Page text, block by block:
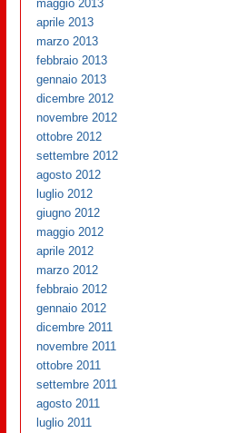
maggio 2013
aprile 2013
marzo 2013
febbraio 2013
gennaio 2013
dicembre 2012
novembre 2012
ottobre 2012
settembre 2012
agosto 2012
luglio 2012
giugno 2012
maggio 2012
aprile 2012
marzo 2012
febbraio 2012
gennaio 2012
dicembre 2011
novembre 2011
ottobre 2011
settembre 2011
agosto 2011
luglio 2011